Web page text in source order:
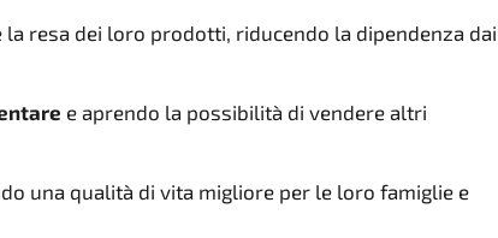
resa dei loro prodotti, riducendo la dipendenza dai
e aprendo la possibilità di vendere altri
una qualità di vita migliore per le loro famiglie e